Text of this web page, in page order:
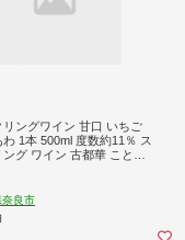
リングワイン 甘口 いちご
1本 500ml 度数約11％ ス
グ ワイン 古都華 ことか 1
ン アペリティフ パーティ
祝い プレゼント ギフト 贈
会社泉屋 奈良県 奈良市
奈良市